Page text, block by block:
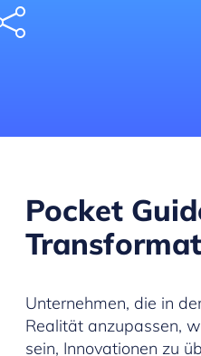
Pocket
Unternehmen, die in
Realität anzupassen,
sein, Innovationen zu